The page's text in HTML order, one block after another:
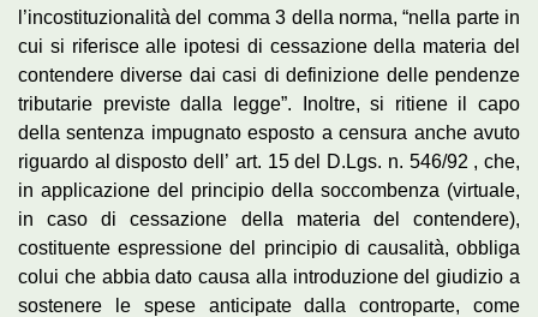
l’incostituzionalità del comma 3 della norma, “nella parte in
cui si riferisce alle ipotesi di cessazione della materia del
contendere diverse dai casi di definizione delle pendenze
tributarie previste dalla legge”. Inoltre, si ritiene il capo
della sentenza impugnato esposto a censura anche avuto
riguardo al disposto dell’ art. 15 del D.Lgs. n. 546/92 , che,
in applicazione del principio della soccombenza (virtuale,
in caso di cessazione della materia del contendere),
costituente espressione del principio di causalità, obbliga
colui che abbia dato causa alla introduzione del giudizio a
sostenere le spese anticipate dalla controparte, come